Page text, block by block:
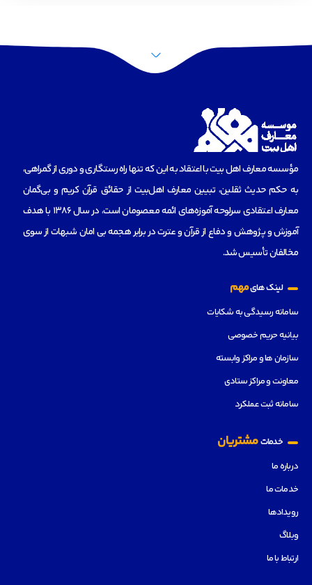
مؤسسه‌ معارف اهل بیت با اعتقاد به این که تنها راه رستگاری و دوری از گمراهی،
به حکم حدیث ثقلین، تبیین معارف اهل‌بیت از حقائق قرآن کریم و بی‌گمان
معارف اعتقادی سرلوحه آموزه‌های ائمه معصومان است، در سال 1386 با هدف
آموزش و پژوهش و دفاع از قرآن و عترت در برابر هجمه بی امان شبهات از سوی
مخالفان تأسیس شد.
لینک هایمهم
سامانه رسیدگی به شکایات
بیانیه حریم خصوصی
سازمان ها و مراکز وابسته
معاونت و مراکز ستادی
سامانه ثبت عملکرد
خدماتمشتریان
درباره ما
خدمات ما
رویدادها
وبلاگ
ارتباط با ما